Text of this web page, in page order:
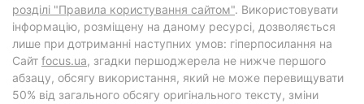
розділі "Правила користування сайтом". Використовувати
інформацію, розміщену на даному ресурсі, дозволяється
лише при дотриманні наступних умов: гіперпосилання на
Cайт focus.ua, згадки першоджерела не нижче першого
абзацу, обсягу використання, який не може перевищувати
50% від загального обсягу оригінального тексту, зміни